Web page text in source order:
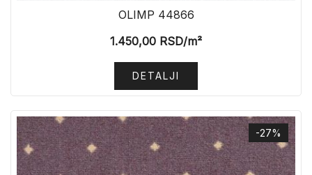
OLIMP 44866
1.450,00 RSD/m²
DETALJI
-27%